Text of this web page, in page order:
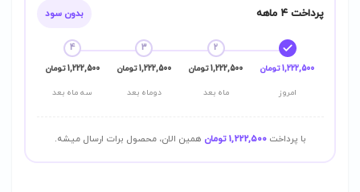
پرداخت ۴ ماهه بدون سود
1,222,500 تومان
امروز
2
1,222,500 تومان
ماه بعد
3
1,222,500 تومان
دوماه بعد
4
1,222,500 تومان
سه ماه بعد
با پرداخت1,222,500 تومان همین الان، محصول برات ارسال میشه.